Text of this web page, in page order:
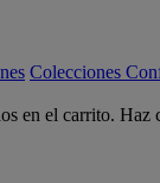
Colecciones
en el carrito.